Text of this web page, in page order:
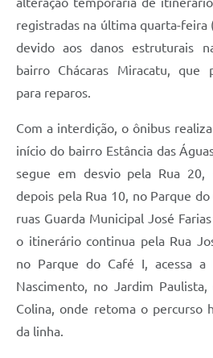
registradas na última quarta-feira
devido aos danos estruturais
bairro Chácaras Miracatu, que
para reparos.
Com a interdição, o ônibus
início do bairro Estância das
segue em desvio pela Rua 20,
depois pela Rua 10, no Parque
ruas Guarda Municipal José
o itinerário continua pela Rua
no Parque do Café I, acessa a
Nascimento, no Jardim
Colina, onde retoma o percurso
da linha.